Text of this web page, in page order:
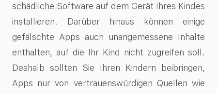
schädliche Software auf dem Gerät Ihres Kindes
installieren. Darüber hinaus können einige
gefälschte Apps auch unangemessene Inhalte
enthalten, auf die Ihr Kind nicht zugreifen soll.
Deshalb sollten Sie Ihren Kindern beibringen,
Apps nur von vertrauenswürdigen Quellen wie